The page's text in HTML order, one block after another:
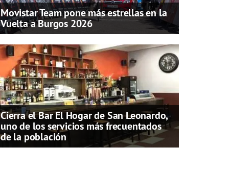
Movistar Team pone más estrellas en la
Vuelta a Burgos 2026
Cierra el Bar El Hogar de San Leonardo,
uno de los servicios más frecuentados
de la población